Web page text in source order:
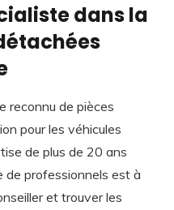
dans la
reconnu de pièces
pour les véhicules
de plus de 20 ans
de professionnels est à
et trouver les